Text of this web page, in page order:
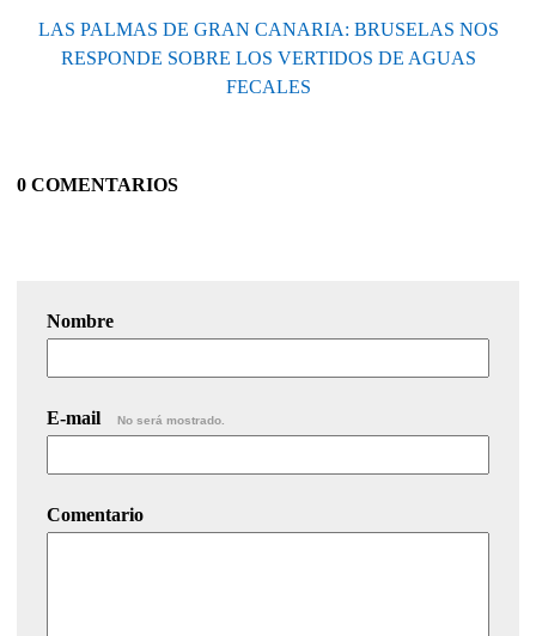
LAS PALMAS DE GRAN CANARIA: BRUSELAS NOS
RESPONDE SOBRE LOS VERTIDOS DE AGUAS
FECALES
0 COMENTARIOS
Nombre
E-mail No será mostrado.
Comentario